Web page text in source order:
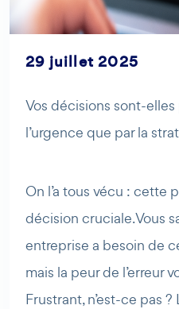
29 juillet 2025
Vos décisions sont-
l’urgence que par la
On l’a tous vécu : cette
décision cruciale. Vous
entreprise a besoin de
mais la peur de l’erreur
Frustrant, n’est-ce pas
Maibee
prendre rendez-vous avec nous